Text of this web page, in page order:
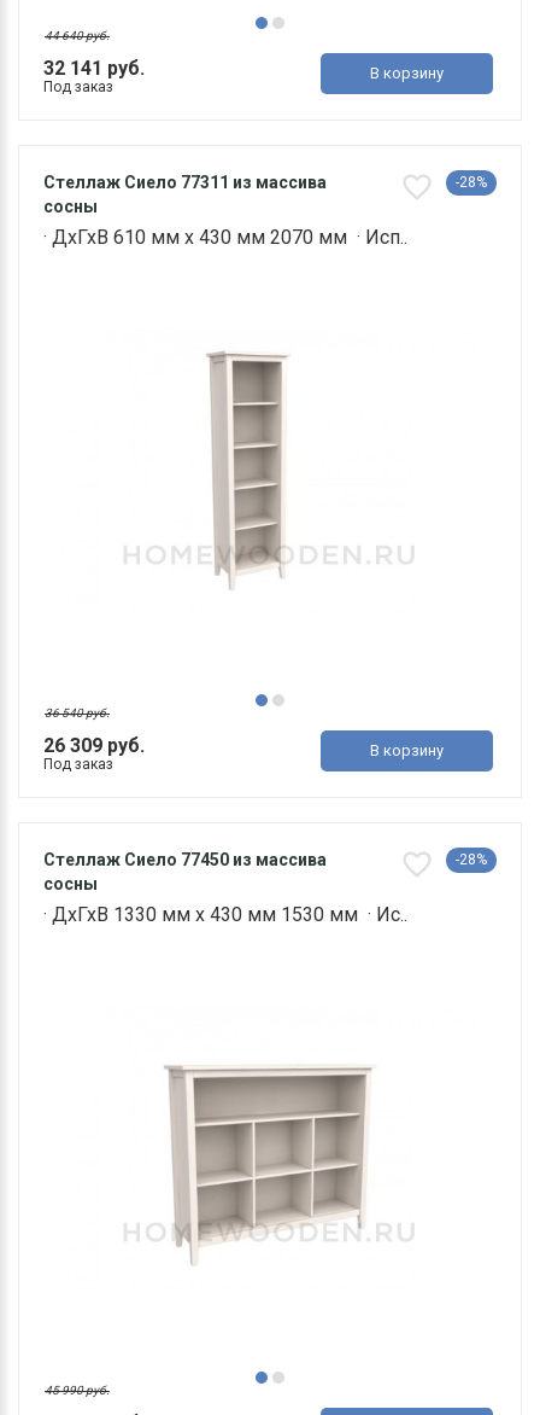
32 141 руб.
44 640 руб.
Под заказ
В корзину
Стеллаж Сиело 77311 из массива
сосны
-28%
· ДхГхВ 610 мм х 430 мм 2070 мм · Исп..
26 309 руб.
36 540 руб.
Под заказ
В корзину
Стеллаж Сиело 77450 из массива
сосны
-28%
· ДхГхВ 1330 мм х 430 мм 1530 мм · Ис..
45 990 руб.